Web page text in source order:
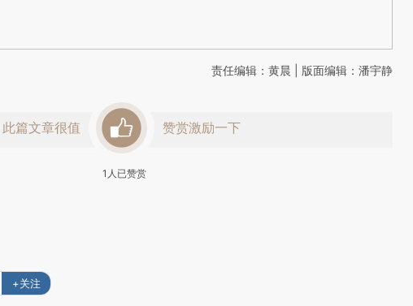
责任编辑：黄晨 | 版面编辑：潘宇静
此篇文章很值 赞赏激励一下
1 人已赞赏
+关注